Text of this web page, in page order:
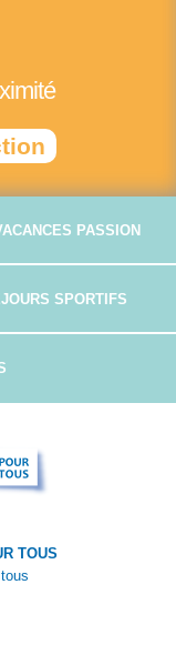
PASSION
SPORTIFS
TOUS